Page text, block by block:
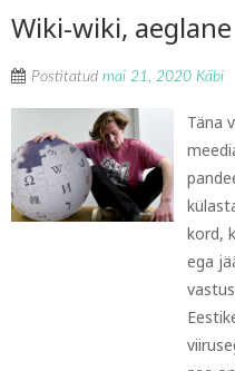
Wiki-wiki,
Postitatud mai 21, 2020 Käbi
Täna
kord,
ega